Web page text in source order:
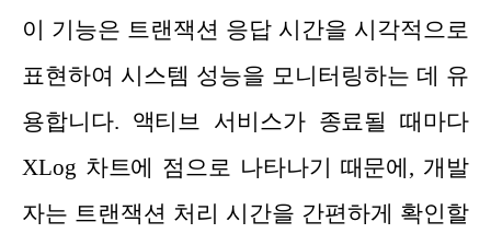
이 기능은 트랜잭션 응답 시간을 시각적으로
표현하여 시스템 성능을 모니터링하는 데 유
용합니다. 액티브 서비스가 종료될 때마다
XLog 차트에 점으로 나타나기 때문에, 개발
자는 트랜잭션 처리 시간을 간편하게 확인할